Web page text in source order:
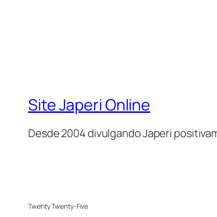
Site Japeri Online
Desde 2004 divulgando Japeri
Twenty Twenty-Five